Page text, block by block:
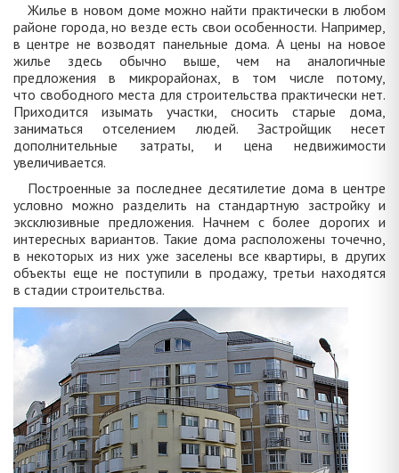
Жилье в новом доме можно найти практически в любом
районе города, но везде есть свои особенности. Например,
в центре не возводят панельные дома. А цены на новое
жилье здесь обычно выше, чем на аналогичные
предложения в микрорайонах, в том числе потому,
что свободного места для строительства практически нет.
Приходится изымать участки, сносить старые дома,
заниматься отселением людей. Застройщик несет
дополнительные затраты, и цена недвижимости
увеличивается.
Построенные за последнее десятилетие дома в центре
условно можно разделить на стандартную застройку и
эксклюзивные предложения. Начнем с более дорогих и
интересных вариантов. Такие дома расположены точечно,
в некоторых из них уже заселены все квартиры, в других
объекты еще не поступили в продажу, третьи находятся
в стадии строительства.